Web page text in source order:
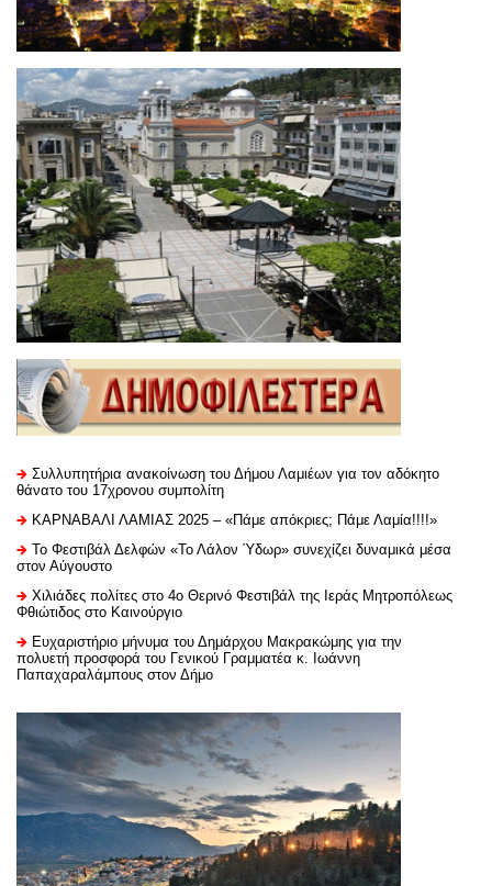
Συλλυπητήρια ανακοίνωση του Δήμου Λαμιέων για τον αδόκητο
θάνατο του 17χρονου συμπολίτη
ΚΑΡΝΑΒΑΛΙ ΛΑΜΙΑΣ 2025 – «Πάμε απόκριες; Πάμε Λαμία!!!!»
Το Φεστιβάλ Δελφών «Το Λάλον Ύδωρ» συνεχίζει δυναμικά μέσα
στον Αύγουστο
Χιλιάδες πολίτες στο 4ο Θερινό Φεστιβάλ της Ιεράς Μητροπόλεως
Φθιώτιδος στο Καινούργιο
Ευχαριστήριo μήνυμα του Δημάρχου Μακρακώμης για την
πολυετή προσφορά του Γενικού Γραμματέα κ. Ιωάννη
Παπαχαραλάμπους στον Δήμο